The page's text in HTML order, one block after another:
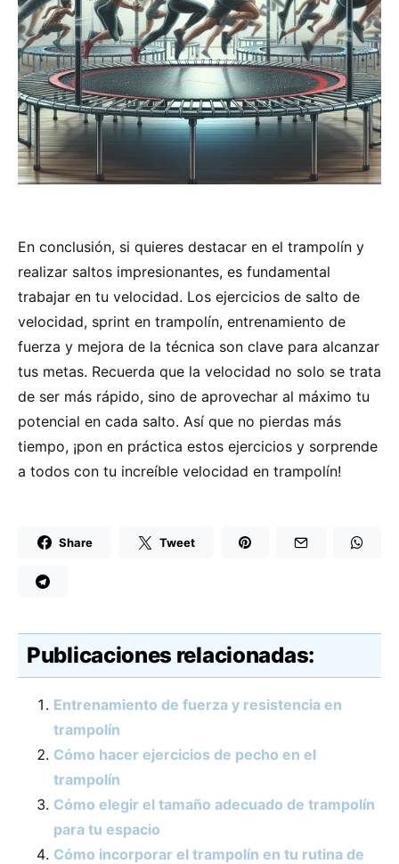
En conclusión, si quieres destacar en el trampolín y
realizar saltos impresionantes, es fundamental
trabajar en tu velocidad. Los ejercicios de salto de
velocidad, sprint en trampolín, entrenamiento de
fuerza y mejora de la técnica son clave para alcanzar
tus metas. Recuerda que la velocidad no solo se trata
de ser más rápido, sino de aprovechar al máximo tu
potencial en cada salto. Así que no pierdas más
tiempo, ¡pon en práctica estos ejercicios y sorprende
a todos con tu increíble velocidad en trampolín!
Share Tweet
Publicaciones relacionadas:
Entrenamiento de fuerza y resistencia en
trampolín
Cómo hacer ejercicios de pecho en el
trampolín
Cómo elegir el tamaño adecuado de trampolín
para tu espacio
Cómo incorporar el trampolín en tu rutina de